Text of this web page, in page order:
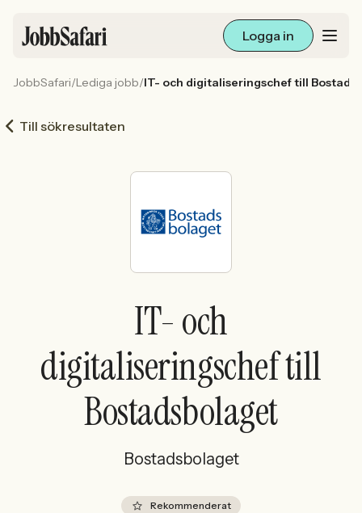
Logga in
Arbetsliv och karriär
För arbetsgivare
Sök med AI
Ny här? Skapa konto
JobbSafari/Lediga jobb/IT- och digitaliseringschef till
Till sökresultaten
IT- och
digitaliseringschef till
Bostadsbolaget
Bostadsbolaget
Rekommenderat